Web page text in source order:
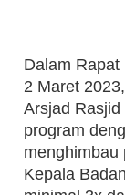
Dalam
2 Maret
Arsjad
program
menghimbau
Kepala